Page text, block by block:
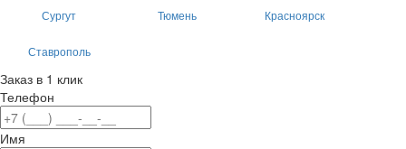
Сургут Тюмень Красноярск
Ставрополь
Заказ в 1 клик
Телефон
Имя